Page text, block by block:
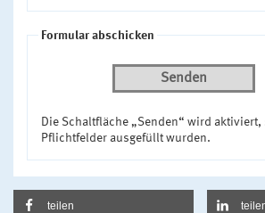
Formular abschicken
Senden
Die Schaltfläche „Senden“ wird
Pflichtfelder ausgefüllt wurden.
teilen